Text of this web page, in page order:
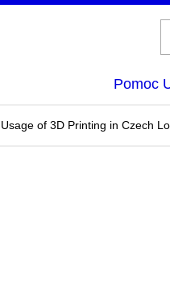
Pomoc
of 3D Printing in Czech